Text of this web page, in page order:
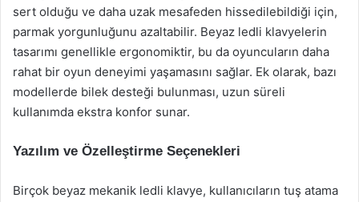
sert olduğu ve daha uzak mesafeden hissedilebildiği için,
parmak yorgunluğunu azaltabilir. Beyaz ledli klavyelerin
tasarımı genellikle ergonomiktir, bu da oyuncuların daha
rahat bir oyun deneyimi yaşamasını sağlar. Ek olarak, bazı
modellerde bilek desteği bulunması, uzun süreli
kullanımda ekstra konfor sunar.
Yazılım ve Özelleştirme Seçenekleri
Birçok beyaz mekanik ledli klavye, kullanıcıların tuş atama